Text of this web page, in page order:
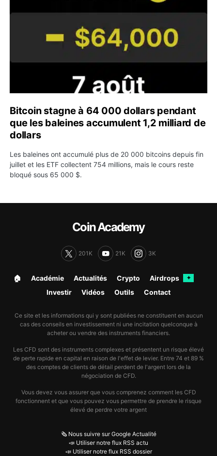
Bitcoin stagne à 64 000 dollars pendant
que les baleines accumulent 1,2 milliard de
dollars
Les baleines ont accumulé plus de 20 000 bitcoins depuis fin
juillet et les ETF collectent 754 millions, mais le cours reste
bloqué sous 65 000 $.
Coin Academy
201K 21K 3K
🏠︎ Académie Actualités Crypto Airdrops ✦
Investir Vidéos Outils Contact
Ce site et les informations qui y sont publiées ne constituent en aucun
cas des conseils en investissement ni une incitation quelconque à
acheter ou vendre des instruments financiers.
Les CFD sont des instruments complexes et présentent un risque élevé
de perte rapide en capital en raison de l'effet de levier. Entre 74 et 89 %
des comptes de clients de détail perdent de l'argent lors de la
négociation de CFD.
Vous devez vous assurer que vous comprenez comment les CFD
fonctionnent et que vous pouvez vous permettre de prendre le risque
élevé de perdre votre argent
🗞️ Nous suivre sur Google Actualité
📣 Utiliser notre flux RSS actu
📣 Utiliser notre flux RSS dossier